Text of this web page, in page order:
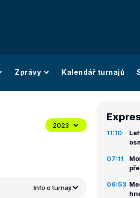
Zprávy Kalendář turnajů
2023
Info o turnaji
11:10
07:11
06:53